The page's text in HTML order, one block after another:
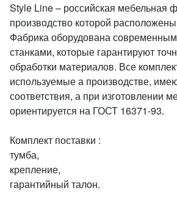
Style Line – российская мебельная
производство которой
Фабрика оборудована
станками, которые гарантируют
обработки материалов. Все
используемые а производстве,
соответствия, а при изготовлении
ориентируется на ГОСТ 16371-93.
Комплект поставки :
тумба,
крепление,
гарантийный талон.